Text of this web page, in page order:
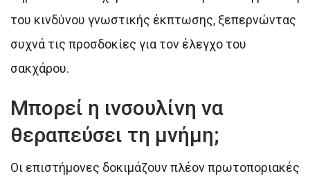
του κινδύνου γνωστικής έκπτωσης, ξεπερνώντας
συχνά τις προσδοκίες για τον έλεγχο του
σακχάρου.
Μπορεί η ινσουλίνη να
θεραπεύσει τη μνήμη;
Οι επιστήμονες δοκιμάζουν πλέον πρωτοποριακές